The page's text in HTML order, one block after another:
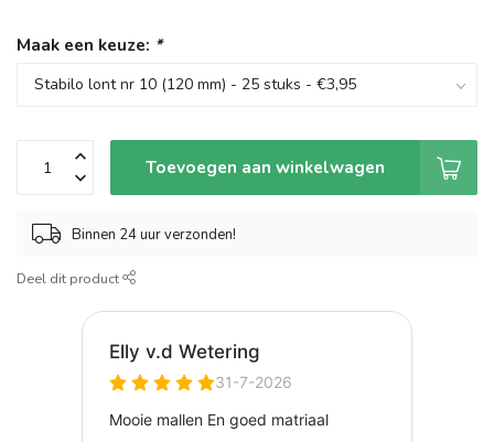
Maak een keuze: *
Toevoegen aan winkelwagen
Binnen 24 uur verzonden!
Deel dit product